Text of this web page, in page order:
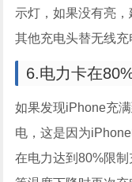
示灯，如果没有亮
其他充电头替无线充
6.电力卡在
如果发现iPhone充
电，这是因为
在电力达到80%限